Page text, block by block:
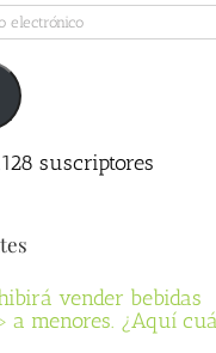
suscriptores
vender bebidas
a menores. ¿Aquí